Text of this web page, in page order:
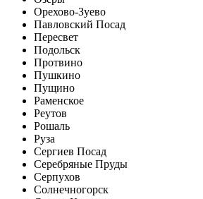
Орехово-Зуево
Павловский Посад
Пересвет
Подольск
Протвино
Пушкино
Пущино
Раменское
Реутов
Рошаль
Руза
Сергиев Посад
Серебряные Пруды
Серпухов
Солнечногорск